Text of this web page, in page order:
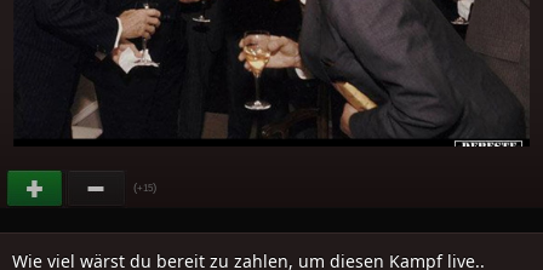
(+15)
Wie viel wärst du bereit zu zahlen, um diesen Kampf live..